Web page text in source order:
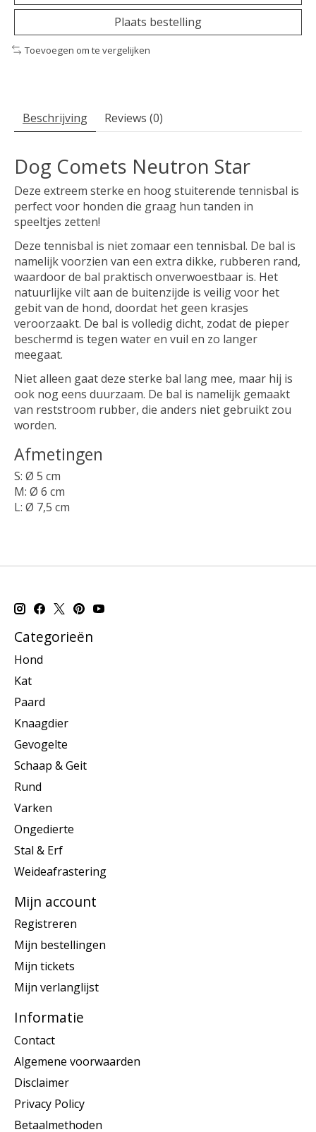
Plaats bestelling
Toevoegen om te vergelijken
Beschrijving Reviews (0)
Dog Comets Neutron Star
Deze extreem sterke en hoog stuiterende tennisbal is
perfect voor honden die graag hun tanden in
speeltjes zetten!
Deze tennisbal is niet zomaar een tennisbal. De bal is
namelijk voorzien van een extra dikke, rubberen rand,
waardoor de bal praktisch onverwoestbaar is. Het
natuurlijke vilt aan de buitenzijde is veilig voor het
gebit van de hond, doordat het geen krasjes
veroorzaakt. De bal is volledig dicht, zodat de pieper
beschermd is tegen water en vuil en zo langer
meegaat.
Niet alleen gaat deze sterke bal lang mee, maar hij is
ook nog eens duurzaam. De bal is namelijk gemaakt
van reststroom rubber, die anders niet gebruikt zou
worden.
Afmetingen
S: Ø 5 cm
M: Ø 6 cm
L: Ø 7,5 cm
Categorieën
Hond
Kat
Paard
Knaagdier
Gevogelte
Schaap & Geit
Rund
Varken
Ongedierte
Stal & Erf
Weideafrastering
Mijn account
Registreren
Mijn bestellingen
Mijn tickets
Mijn verlanglijst
Informatie
Contact
Algemene voorwaarden
Disclaimer
Privacy Policy
Betaalmethoden